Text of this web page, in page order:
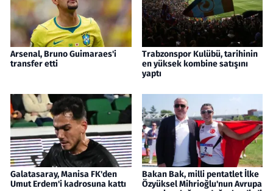
Arsenal, Bruno Guimaraes'i
transfer etti
Trabzonspor Kulübü, tarihinin
en yüksek kombine satışını
yaptı
Galatasaray, Manisa FK'den
Umut Erdem'i kadrosuna kattı
Bakan Bak, milli pentatlet İlke
Özyüksel Mihrioğlu'nun Avrupa